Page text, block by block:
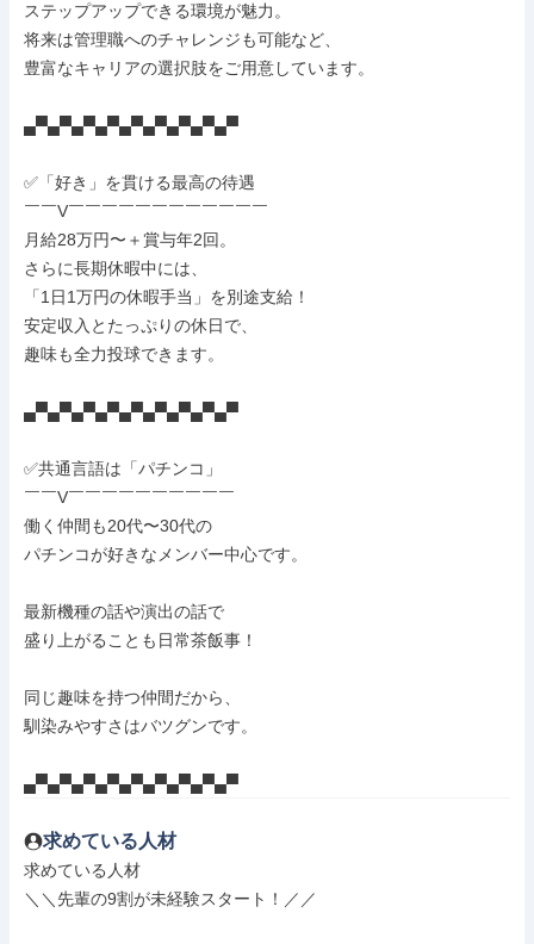
ステップアップできる環境が魅力。
将来は管理職へのチャレンジも可能など、
豊富なキャリアの選択肢をご用意しています。
▄▀▄▀▄▀▄▀▄▀▄▀▄▀▄▀▄▀
✅「好き」を貫ける最高の待遇
￣￣V￣￣￣￣￣￣￣￣￣￣￣￣
月給28万円〜＋賞与年2回。
さらに長期休暇中には、
「1日1万円の休暇手当」を別途支給！
安定収入とたっぷりの休日で、
趣味も全力投球できます。
▄▀▄▀▄▀▄▀▄▀▄▀▄▀▄▀▄▀
✅共通言語は「パチンコ」
￣￣V￣￣￣￣￣￣￣￣￣￣
働く仲間も20代〜30代の
パチンコが好きなメンバー中心です。
最新機種の話や演出の話で
盛り上がることも日常茶飯事！
同じ趣味を持つ仲間だから、
馴染みやすさはバツグンです。
▄▀▄▀▄▀▄▀▄▀▄▀▄▀▄▀▄▀
求めている人材
求めている人材
＼＼先輩の9割が未経験スタート！／／